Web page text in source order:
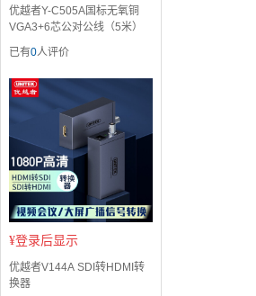
优越者Y-C505A国标无氧铜
VGA3+6芯公对公线（5米）
已有0人评价
¥登录后显示
优越者V144A SDI转HDMI转
换器